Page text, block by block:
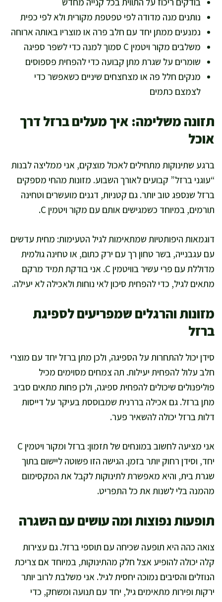
נותנים מנה מדודה לפי טפטפת מקורית ולא לפי כפית
נמנעים ממתן יחד עם חלב פרה או מוצריו באותה ארוחה
משלבים מקור ויטמין C סמוך למנה כדי לשפר ספיגה
שומרים על שגרת מתן קבועה כדי להפחית פספוסים
מנקים חלל פה או מצחצחים שיניים כשאפשר כדי
לצמצם כתמים
תזונה משלימה: איך מעלים ברזל דרך
אוכל
ברגע שתינוקות מתחילים לאכול מוצקים, אני ממליצה לבנות
“עוגני ברזל” קבועים לאורך השבוע. מזונות מהחי מספקים
ברזל שנספג טוב יותר. גם קטניות, דגנים מועשרים וטחינה
תורמים, במיוחד כשמגישים אותם עם מקור ויטמין C.
דוגמאות היפותטיות שמתאימות לגיל הטעימות: מחית עדשים
עם עגבנייה, בשר טחון רך עם ירק כתום, או טחינה גולמית
מדוללת עם פרי עשיר בוויטמין C. אני בודקת תמיד מרקם
מתאים לגיל, כדי להפחית סיכון לאי נוחות ולאכילה לא יעילה.
מזונות והרגלים שמפריעים לספיגת
ברזל
סידן יכול להתחרות על הספיגה, ולכן מתן ברזל יחד עם מוצרי
חלב עלול להפחית יעילות. תה צמחים מסוימים מכיל
פוליפנולים שיכולים להפחית ספיגה, ולכן פחות מתאים סביב
מתן ברזל. גם אכילה בררנית שמבוססת בעיקר על דייסות
דלות ברזל יכולה להשאיר פער.
אני מציעה לחשוב במונחים של תזמון: ברזל ומקור ויטמין C
יחד, וסידן רחוק יותר בזמן. הגישה הזו פשוטה ליישום בתוך
שגרת בית, והיא מאפשרת לתינוקות לקבל את המקסימום
מהמנה בלי לשנות את כל התפריט.
תופעות נפוצות ומה עושים עם השגרה
צואה כהה היא תופעה שכיחה עם תוספי ברזל. גם עצירות
קלה יכולה להופיע אצל חלק מהתינוקות, במיוחד אם צריכת
הנוזלים והסיבים נמוכה יחסית לגיל. אני משלבת לרוב יותר
ירקות ופירות מתאימים גיל, יחד עם תנועה ומשחק, כדי